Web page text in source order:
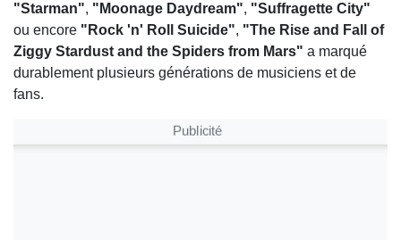
"Starman", "Moonage Daydream", "Suffragette City"
ou encore "Rock 'n' Roll Suicide", "The Rise and Fall of
Ziggy Stardust and the Spiders from Mars" a marqué
durablement plusieurs générations de musiciens et de
fans.
Publicité